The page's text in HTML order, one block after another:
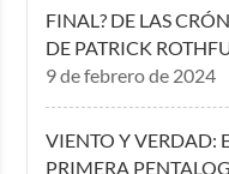
FINAL? DE LAS
DE PATRICK
9 de febrero de 2024
VIENTO Y VERDAD:
PRIMERA